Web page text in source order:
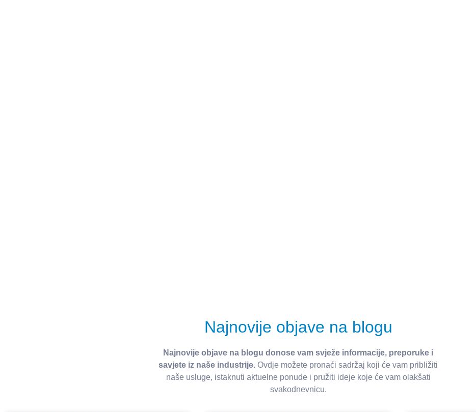
Najnovije objave na blogu
Najnovije objave na blogu donose vam svježe informacije, preporuke i
savjete iz naše industrije. Ovdje možete pronaći sadržaj koji će vam približiti
naše usluge, istaknuti aktuelne ponude i pružiti ideje koje će vam olakšati
svakodnevnicu.